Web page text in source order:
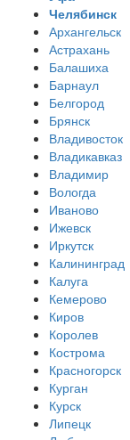
Челябинск
Архангельск
Астрахань
Балашиха
Барнаул
Белгород
Брянск
Владивосток
Владикавказ
Владимир
Вологда
Иваново
Ижевск
Иркутск
Калининград
Калуга
Кемерово
Киров
Королев
Кострома
Красногорск
Курган
Курск
Липецк